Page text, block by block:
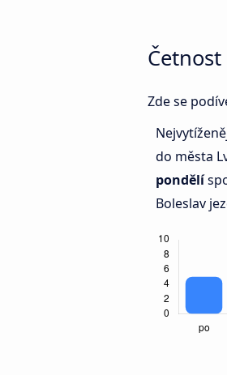
Zde se
do města
pondělí
Boleslav